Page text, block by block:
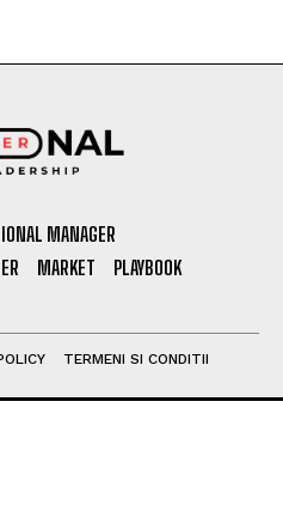
MANAGER
MARKET
PLAYBOOK
TERMENI SI CONDITII